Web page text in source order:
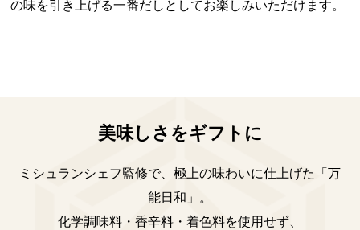
の味を引き上げる一番だしとしてお楽しみいただけます。
美味しさをギフトに
ミシュランシェフ監修で、極上の味わいに仕上げた「万
能日和」。
化学調味料・香辛料・着色料を使用せず、